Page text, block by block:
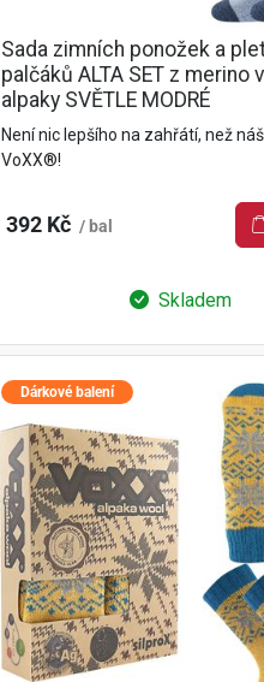
Sada zimních ponožek a
palčáků ALTA SET z merino
alpaky SVĚTLE MODRÉ
Není nic lepšího na zahřátí, než
VoXX®!
392 Kč / bal
Skladem
Dárkové balení